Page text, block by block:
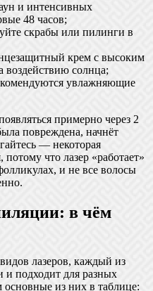
и интенсивных
48 часов;
скрабы или пилинги в
крем с высоким
воздействию солнца;
увлажняющие
примерно через 2
повреждена, начнёт
— некоторая
потому что лазер «работает»
и не все волосы
в чём
лазеров, каждый из
и подходит для разных
из них в таблице: